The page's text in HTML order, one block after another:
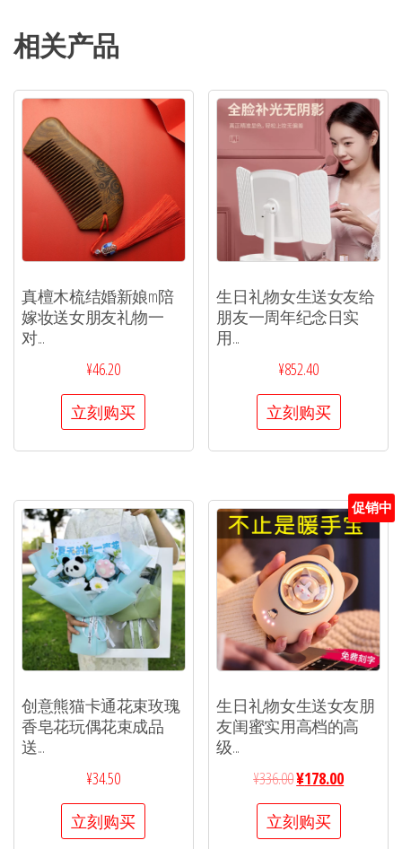
相关产品
真檀木梳结婚新娘m陪
嫁妆送女朋友礼物一
对...
¥46.20
立刻购买
生日礼物女生送女友给
朋友一周年纪念日实
用...
¥852.40
立刻购买
创意熊猫卡通花束玫瑰
香皂花玩偶花束成品
送...
¥34.50
立刻购买
促销中
生日礼物女生送女友朋
友闺蜜实用高档的高
级...
¥336.00¥178.00
立刻购买